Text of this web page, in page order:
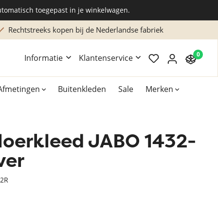
toegepast in je winkelwagen.
Rechtstreeks kopen bij de Nederlandse fabriek
Informatie Klantenservice 0
Buitenkleden Sale Merken
Overig
Accessoires
JABO 1432-